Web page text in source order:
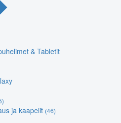
& Tabletit
ja kaapelit (46)